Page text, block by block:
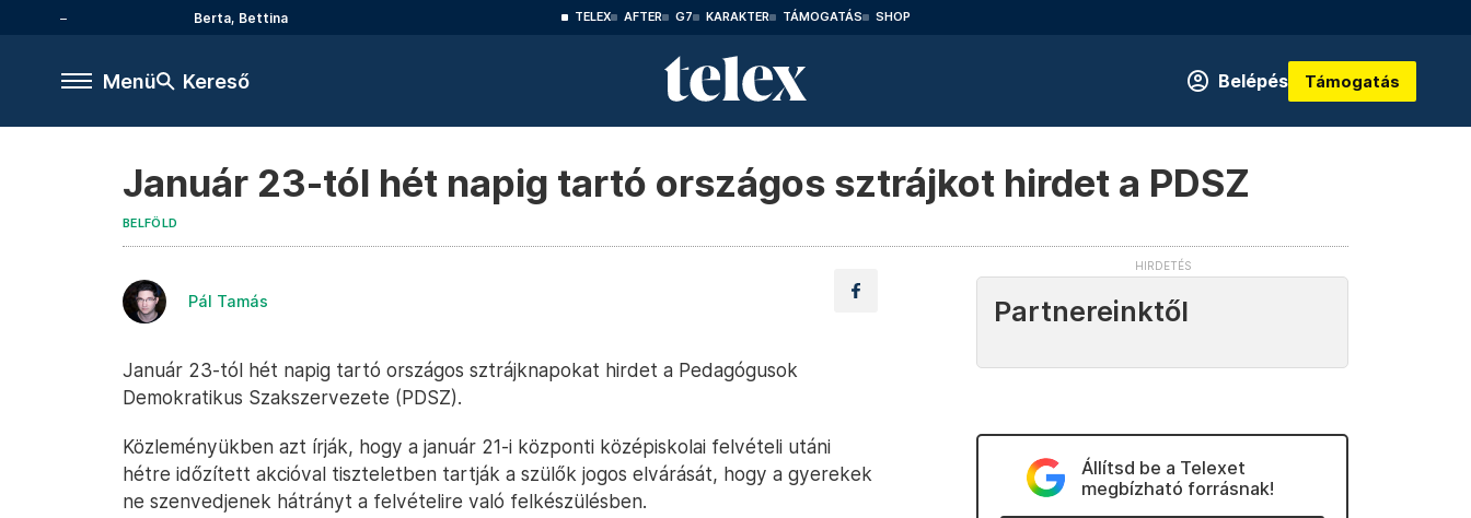
Berta, Bettina TELEX AFTER G7 KARAKTER TÁMOGATÁS SHOP
Menü Kereső Belépés Támogatás
Január 23-tól hét napig tartó országos sztrájkot hirdet a PDSZ
BELFÖLD
Pál Tamás
Január 23-tól hét napig tartó országos sztrájknapokat hirdet a Pedagógusok
Demokratikus Szakszervezete (PDSZ).
Közleményükben azt írják, hogy a január 21-i központi középiskolai felvételi utáni
hétre időzített akcióval tiszteletben tartják a szülők jogos elvárását, hogy a gyerekek
ne szenvedjenek hátrányt a felvételire való felkészülésben.
Partnereinktől
Állítsd be a Telexet
megbízható forrásnak!